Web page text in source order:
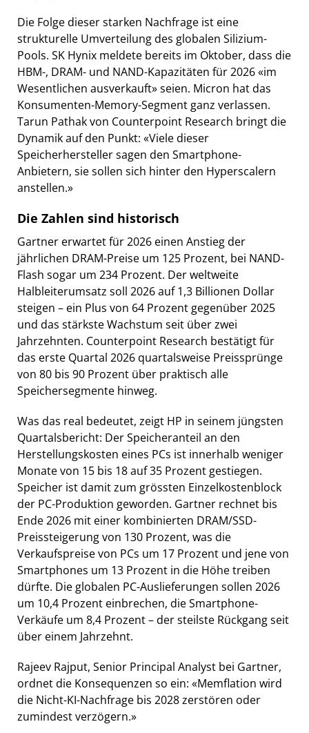
Die Folge dieser starken Nachfrage ist eine
strukturelle Umverteilung des globalen Silizium-
Pools. SK Hynix meldete bereits im Oktober, dass die
HBM-, DRAM- und NAND-Kapazitäten für 2026 «im
Wesentlichen ausverkauft» seien. Micron hat das
Konsumenten-Memory-Segment ganz verlassen.
Tarun Pathak von Counterpoint Research bringt die
Dynamik auf den Punkt: «Viele dieser
Speicherhersteller sagen den Smartphone-
Anbietern, sie sollen sich hinter den Hyperscalern
anstellen.»
Die Zahlen sind historisch
Gartner erwartet für 2026 einen Anstieg der
jährlichen DRAM-Preise um 125 Prozent, bei NAND-
Flash sogar um 234 Prozent. Der weltweite
Halbleiterumsatz soll 2026 auf 1,3 Billionen Dollar
steigen – ein Plus von 64 Prozent gegenüber 2025
und das stärkste Wachstum seit über zwei
Jahrzehnten. Counterpoint Research bestätigt für
das erste Quartal 2026 quartalsweise Preissprünge
von 80 bis 90 Prozent über praktisch alle
Speichersegmente hinweg.
Was das real bedeutet, zeigt HP in seinem jüngsten
Quartalsbericht: Der Speicheranteil an den
Herstellungskosten eines PCs ist innerhalb weniger
Monate von 15 bis 18 auf 35 Prozent gestiegen.
Speicher ist damit zum grössten Einzelkostenblock
der PC-Produktion geworden. Gartner rechnet bis
Ende 2026 mit einer kombinierten DRAM/SSD-
Preissteigerung von 130 Prozent, was die
Verkaufspreise von PCs um 17 Prozent und jene von
Smartphones um 13 Prozent in die Höhe treiben
dürfte. Die globalen PC-Auslieferungen sollen 2026
um 10,4 Prozent einbrechen, die Smartphone-
Verkäufe um 8,4 Prozent – der steilste Rückgang seit
über einem Jahrzehnt.
Rajeev Rajput, Senior Principal Analyst bei Gartner,
ordnet die Konsequenzen so ein: «Memflation wird
die Nicht-KI-Nachfrage bis 2028 zerstören oder
zumindest verzögern.»